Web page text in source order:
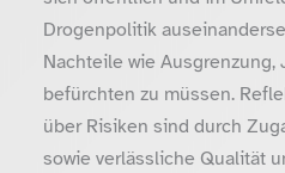
Drogenpolitik
Nachteile wie
befürchten zu müssen.
über Risiken sind durch
sowie verlässliche Qualität